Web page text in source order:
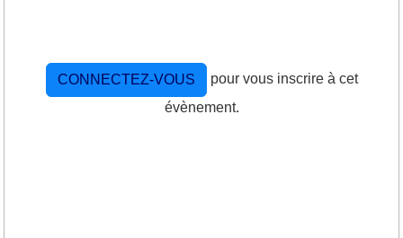
CONNECTEZ-VOUS
pour vous inscrire à cet
évènement.